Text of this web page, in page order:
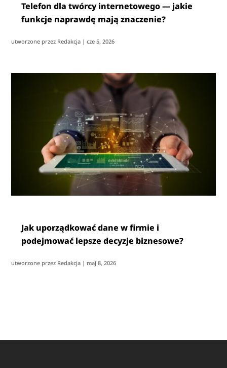
Telefon dla twórcy internetowego — jakie
funkcje naprawdę mają znaczenie?
utworzone przez Redakcja |cze 5, 2026
Jak uporządkować dane w firmie i
podejmować lepsze decyzje biznesowe?
utworzone przez Redakcja | maj 8, 2026